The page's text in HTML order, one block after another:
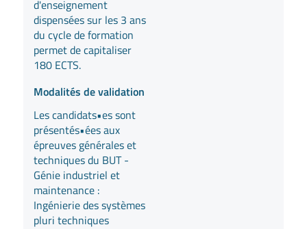
d'enseignement
dispensées sur les 3 ans
du cycle de formation
permet de capitaliser
180 ECTS.
Modalités de validation
Les candidats•es sont
présentés•ées aux
épreuves générales et
techniques du BUT -
Génie industriel et
maintenance :
Ingénierie des systèmes
pluri techniques